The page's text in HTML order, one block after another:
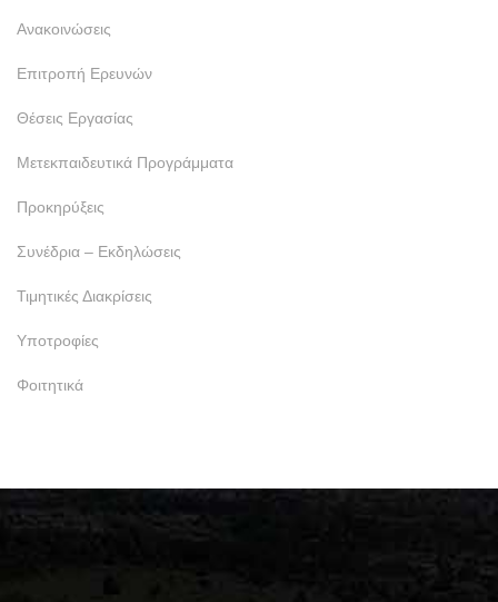
Ανακοινώσεις
Επιτροπή Ερευνών
Θέσεις Εργασίας
Μετεκπαιδευτικά Προγράμματα
Προκηρύξεις
Συνέδρια – Εκδηλώσεις
Τιμητικές Διακρίσεις
Υποτροφίες
Φοιτητικά